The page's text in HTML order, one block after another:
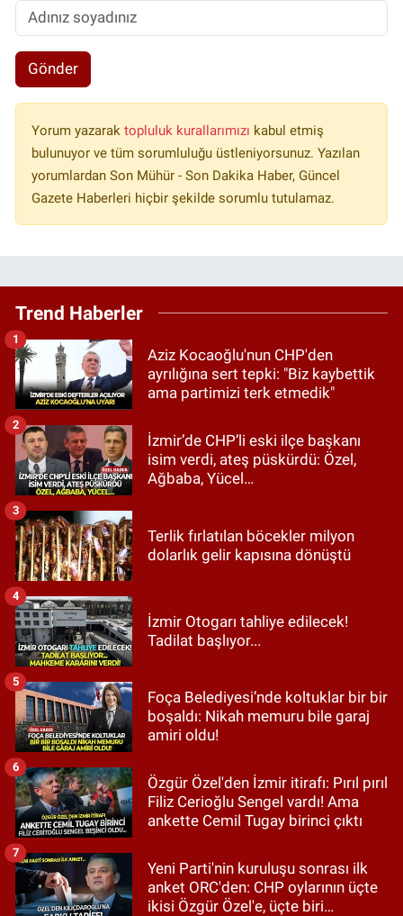
Gönder
Yorum yazarak topluluk kurallarımızı kabul etmiş
bulunuyor ve tüm sorumluluğu üstleniyorsunuz. Yazılan
yorumlardan Son Mühür - Son Dakika Haber, Güncel
Gazete Haberleri hiçbir şekilde sorumlu tutulamaz.
Trend Haberler
Aziz Kocaoğlu'nun CHP'den
ayrılığına sert tepki: "Biz kaybettik
ama partimizi terk etmedik"
1
İzmir’de CHP’li eski ilçe başkanı
isim verdi, ateş püskürdü: Özel,
Ağbaba, Yücel…
2
Terlik fırlatılan böcekler milyon
dolarlık gelir kapısına dönüştü
3
İzmir Otogarı tahliye edilecek!
Tadilat başlıyor...
4
Foça Belediyesi’nde koltuklar bir bir
boşaldı: Nikah memuru bile garaj
amiri oldu!
5
Özgür Özel'den İzmir itirafı: Pırıl pırıl
Filiz Cerioğlu Sengel vardı! Ama
ankette Cemil Tugay birinci çıktı
6
Yeni Parti'nin kuruluşu sonrası ilk
anket ORC'den: CHP oylarının üçte
ikisi Özgür Özel'e, üçte biri
7